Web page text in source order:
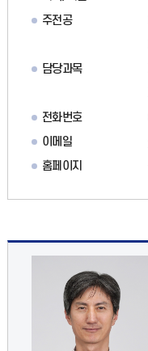
주전공
담당과목
전화번호
이메일
홈페이지